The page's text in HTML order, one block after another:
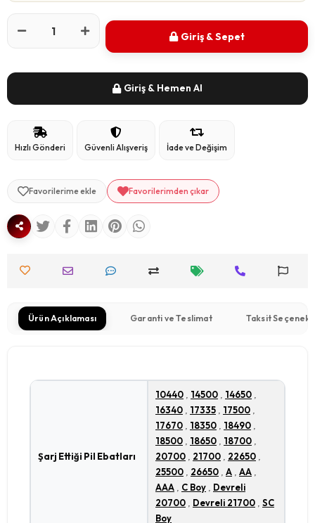
Giriş & Sepet
Giriş & Hemen Al
Hızlı Gönderi Güvenli Alışveriş İade ve Değişim
Favorilerime ekle Favorilerimden çıkar
Ürün Açıklaması Garanti ve Teslimat Taksit
Şarj Ettiği Pil Ebatları
10440 14500 14650
16340
17335 17500
17670
18350 18490
18500
18650 18700
20700
21700 22650
25500
26650 A AA
AAA
C Boy
Devreli
20700
Devreli 21700
SC
Boy